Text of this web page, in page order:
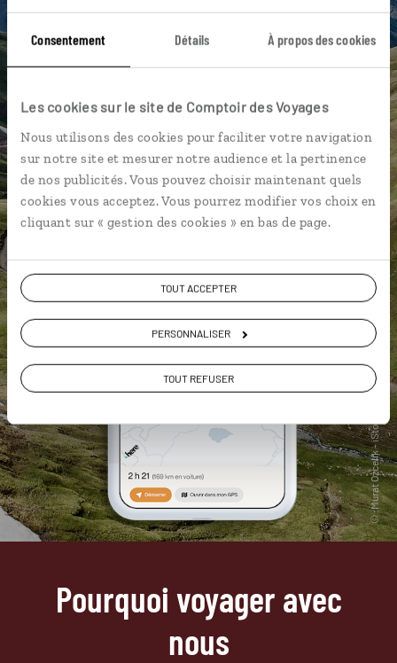
Consentement Détails À propos des cookies
Les cookies sur le site de Comptoir des Voyages
Nous utilisons des cookies pour faciliter votre navigation
sur notre site et mesurer notre audience et la pertinence
de nos publicités. Vous pouvez choisir maintenant quels
cookies vous acceptez. Vous pourrez modifier vos choix en
cliquant sur « gestion des cookies » en bas de page.
TOUT ACCEPTER
PERSONNALISER
TOUT REFUSER
DÉCOUVRIR LUCIOLE
Pourquoi voyager avec
nous